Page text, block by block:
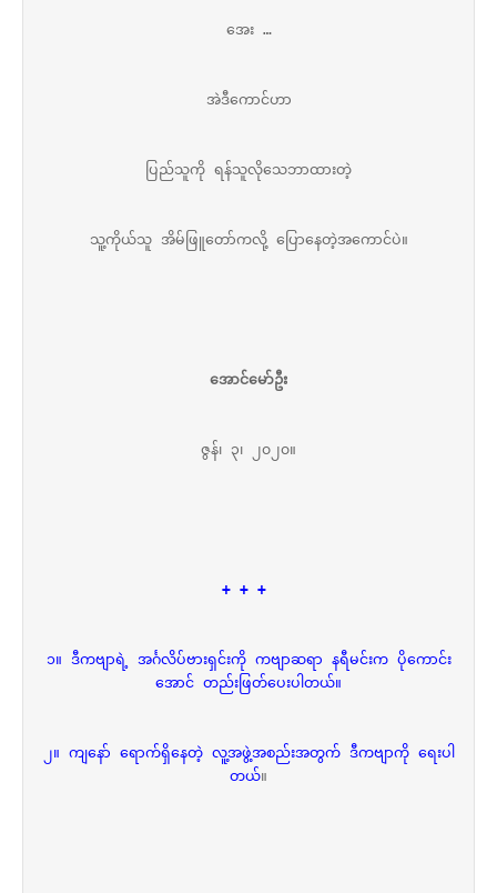
အေး …
အဲဒီကောင်ဟာ
ပြည်သူကို ရန်သူလိုသေဘာထားတဲ့
သူ့ကိုယ်သူ အိမ်ဖြူတော်ကလို့ ပြောနေတဲ့အကောင်ပဲ။
အောင်မော်ဦး
ဇွန်၊ ၃၊ ၂၀၂၀။
+ + +
၁။ ဒီကဗျာရဲ့ အင်္ဂလိပ်ဗားရှင်းကို ကဗျာဆရာ နရီမင်းက ပိုကောင်း
အောင် တည်းဖြတ်ပေးပါတယ်။
၂။ ကျနော် ရောက်ရှိနေတဲ့ လူ့အဖွဲ့အစည်းအတွက် ဒီကဗျာကို ရေးပါ
တယ်။